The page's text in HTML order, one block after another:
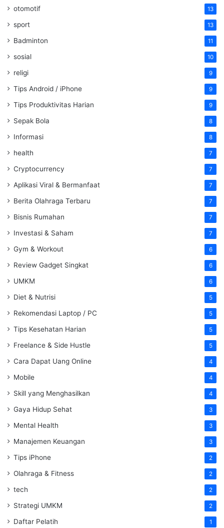
otomotif 13
sport 13
Badminton 11
sosial 10
religi 9
Tips Android / iPhone 9
Tips Produktivitas Harian 9
Sepak Bola 8
Informasi 8
health 7
Cryptocurrency 7
Aplikasi Viral & Bermanfaat 7
Berita Olahraga Terbaru 7
Bisnis Rumahan 7
Investasi & Saham 7
Gym & Workout 6
Review Gadget Singkat 6
UMKM 6
Diet & Nutrisi 5
Rekomendasi Laptop / PC 5
Tips Kesehatan Harian 5
Freelance & Side Hustle 5
Cara Dapat Uang Online 4
Mobile 4
Skill yang Menghasilkan 4
Gaya Hidup Sehat 3
Mental Health 3
Manajemen Keuangan 3
Tips iPhone 2
Olahraga & Fitness 2
tech 2
Strategi UMKM 2
Daftar Pelatih 1